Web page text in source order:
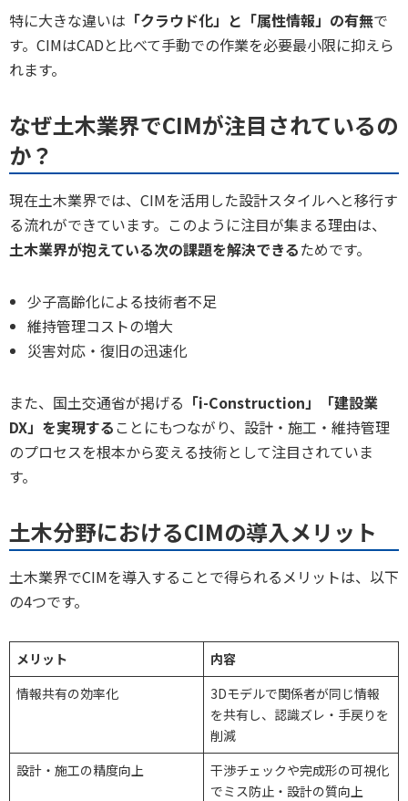
特に大きな違いは 「クラウド化」と「属性情報」の有無で
す。CIMはCADと比べて手動での作業を必要最小限に抑えら
れます。
なぜ土木業界でCIMが注目されているの
か？
現在土木業界では、CIMを活用した設計スタイルへと移行す
る流れができています。このように注目が集まる理由は、
土木業界が抱えている次の課題を解決できるためです。
少子高齢化による技術者不足
維持管理コストの増大
災害対応・復旧の迅速化
また、国土交通省が掲げる 「i-Construction」「建設業
DX」を実現する ことにもつながり、設計・施工・維持管理
のプロセスを根本から変える技術として注目されていま
す。
土木分野におけるCIMの導入メリット
土木業界でCIMを導入することで得られるメリットは、以下
の4つです。
メリット
内容
情報共有の効率化
3Dモデルで関係者が同じ情報
を共有し、認識ズレ・手戻りを
削減
設計・施工の精度向上
干渉チェックや完成形の可視化
でミス防止・設計の質向上